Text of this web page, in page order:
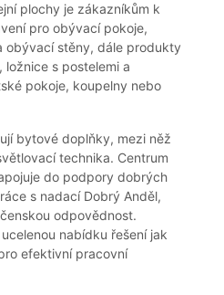
plochy je zákazníkům k
pro obývací pokoje,
obývací stěny, dále produkty
s postelemi a
pokoje, koupelny nebo
bytové doplňky, mezi něž
technika. Centrum
do podpory dobrých
s nadací Dobrý Anděl,
odpovědnost.
nabídku řešení jak
efektivní pracovní